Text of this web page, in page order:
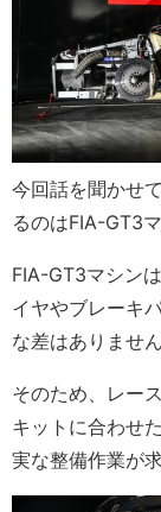
今回話を聞かせ
るのはFIA-GT3
FIA-GT3マシン
イヤやブレーキ
な差はありません
そのため、レー
キットに合わせ
実な整備作業が